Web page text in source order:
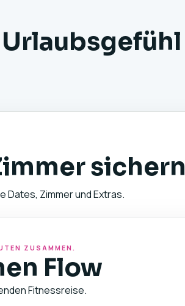
sichern
Dates, Zimmer und Extras.
ZUSAMMEN.
Flow
Fitnessreise.